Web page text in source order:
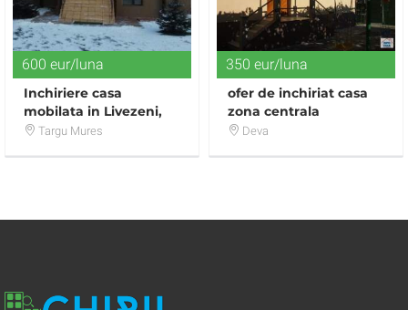
600 eur/luna
Inchiriere casa
mobilata in Livezeni,
Cartier Orizont
Targu Mures
350 eur/luna
ofer de inchiriat casa
zona centrala
Deva